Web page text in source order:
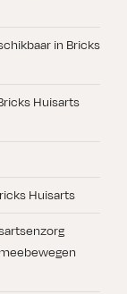
in Bricks
Huisarts
Huisarts